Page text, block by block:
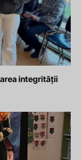
integrității